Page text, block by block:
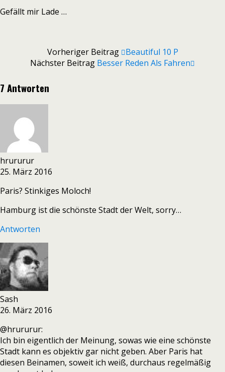
Gefällt mir Lade …
Vorheriger Beitrag
Beautiful 10 P
Nächster Beitrag Besser Reden Als Fahren
7 Antworten
hrururur
25. März 2016
Paris? Stinkiges Moloch!
Hamburg ist die schönste Stadt der Welt, sorry…
Antworten
Sash
26. März 2016
@hrururur:
Ich bin eigentlich der Meinung, sowas wie eine schönste
Stadt kann es objektiv gar nicht geben. Aber Paris hat
diesen Beinamen, soweit ich weiß, durchaus regelmäßig